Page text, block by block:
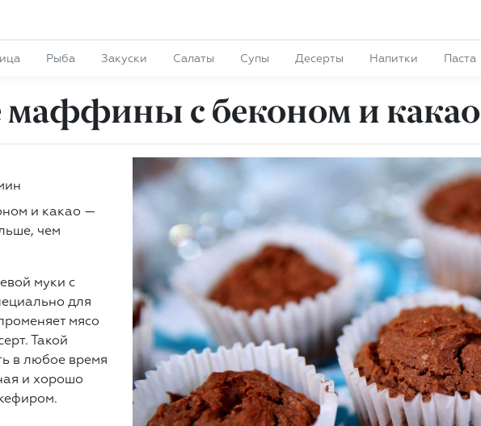
Рыба Закуски Салаты Супы Десерты Напитки Паста
маффины с беконом и какао
и какао —
чем
муки с
для
мясо
Такой
в любое время
и хорошо